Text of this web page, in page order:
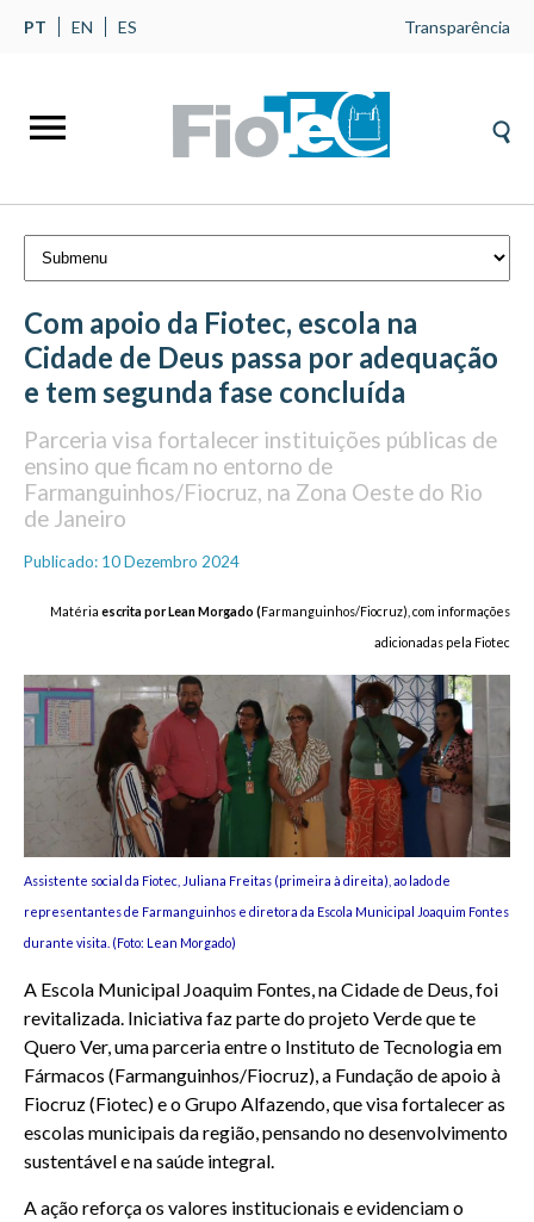
PT EN ES Transparência
Com apoio da Fiotec, escola na
Cidade de Deus passa por adequação
e tem segunda fase concluída
Parceria visa fortalecer instituições públicas de
ensino que ficam no entorno de
Farmanguinhos/Fiocruz, na Zona Oeste do Rio
de Janeiro
Publicado: 10 Dezembro 2024
Matéria escrita por Lean Morgado (Farmanguinhos/Fiocruz), com informações
adicionadas pela Fiotec
Assistente social da Fiotec, Juliana Freitas (primeira à direita), ao lado de
representantes de Farmanguinhos e diretora da Escola Municipal Joaquim Fontes
durante visita. (Foto: Lean Morgado)
A Escola Municipal Joaquim Fontes, na Cidade de Deus, foi
revitalizada. Iniciativa faz parte do projeto Verde que te
Quero Ver, uma parceria entre o Instituto de Tecnologia em
Fármacos (Farmanguinhos/Fiocruz), a Fundação de apoio à
Fiocruz (Fiotec) e o Grupo Alfazendo, que visa fortalecer as
escolas municipais da região, pensando no desenvolvimento
sustentável e na saúde integral.
A ação reforça os valores institucionais e evidenciam o